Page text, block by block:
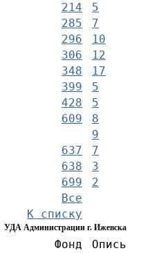
214
5
285
7
296
10
306
12
348
17
399
5
428
5
609
8
9
637
7
638
3
699
2
Все
К списку
УДА Администрации г. Ижевска
Фонд
Опись